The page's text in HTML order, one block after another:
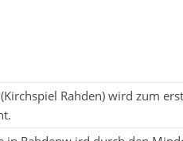
Rahden) wird zum